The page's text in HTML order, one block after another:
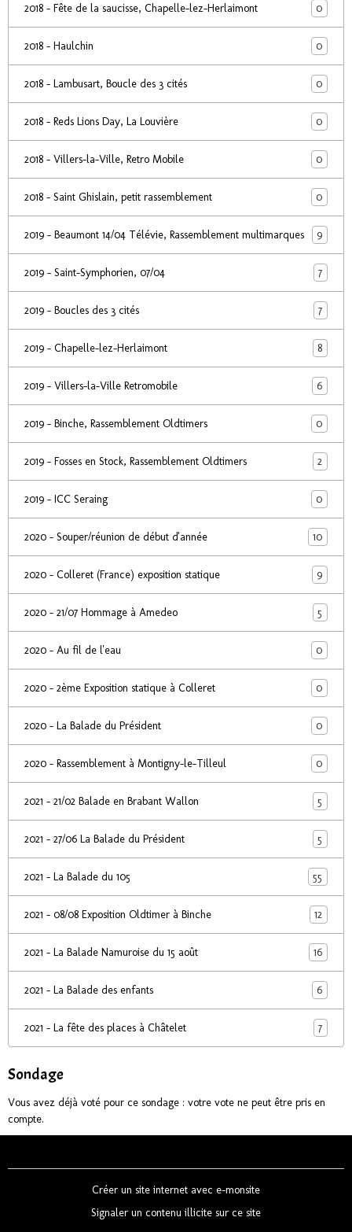
2018 - Fête de la saucisse, Chapelle-lez-Herlaimont 0
2018 - Haulchin 0
2018 - Lambusart, Boucle des 3 cités 0
2018 - Reds Lions Day, La Louvière 0
2018 - Villers-la-Ville, Retro Mobile 0
2018 - Saint Ghislain, petit rassemblement 0
2019 - Beaumont 14/04 Télévie, Rassemblement multimarques 9
2019 - Saint-Symphorien, 07/04 7
2019 - Boucles des 3 cités 7
2019 - Chapelle-lez-Herlaimont 8
2019 - Villers-la-Ville Retromobile 6
2019 - Binche, Rassemblement Oldtimers 0
2019 - Fosses en Stock, Rassemblement Oldtimers 2
2019 - ICC Seraing 0
2020 - Souper/réunion de début d'année 10
2020 - Colleret (France) exposition statique 9
2020 - 21/07 Hommage à Amedeo 5
2020 - Au fil de l'eau 0
2020 - 2ème Exposition statique à Colleret 0
2020 - La Balade du Président 0
2020 - Rassemblement à Montigny-le-Tilleul 0
2021 - 21/02 Balade en Brabant Wallon 5
2021 - 27/06 La Balade du Président 5
2021 - La Balade du 105 55
2021 - 08/08 Exposition Oldtimer à Binche 12
2021 - La Balade Namuroise du 15 août 16
2021 - La Balade des enfants 6
2021 - La fête des places à Châtelet 7
Sondage
Vous avez déjà voté pour ce sondage : votre vote ne peut être pris en
compte.
Créer un site internet avec e-monsite
Signaler un contenu illicite sur ce site